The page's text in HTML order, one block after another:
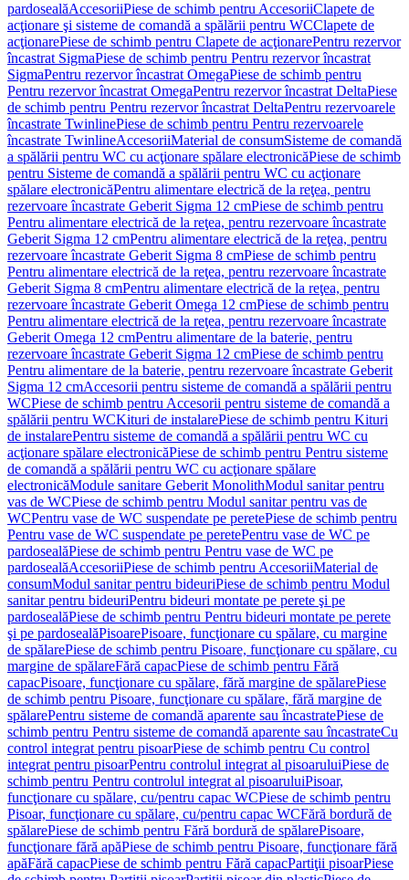
pardosealăAccesoriiPiese de schimb pentru AccesoriiClapete de
acţionare şi sisteme de comandă a spălării pentru WCClapete de
acţionarePiese de schimb pentru Clapete de acţionarePentru rezervor
încastrat SigmaPiese de schimb pentru Pentru rezervor încastrat
SigmaPentru rezervor încastrat OmegaPiese de schimb pentru
Pentru rezervor încastrat OmegaPentru rezervor încastrat DeltaPiese
de schimb pentru Pentru rezervor încastrat DeltaPentru rezervoarele
încastrate TwinlinePiese de schimb pentru Pentru rezervoarele
încastrate TwinlineAccesoriiMaterial de consumSisteme de comandă
a spălării pentru WC cu acţionare spălare electronicăPiese de schimb
pentru Sisteme de comandă a spălării pentru WC cu acţionare
spălare electronicăPentru alimentare electrică de la reţea, pentru
rezervoare încastrate Geberit Sigma 12 cmPiese de schimb pentru
Pentru alimentare electrică de la reţea, pentru rezervoare încastrate
Geberit Sigma 12 cmPentru alimentare electrică de la reţea, pentru
rezervoare încastrate Geberit Sigma 8 cmPiese de schimb pentru
Pentru alimentare electrică de la reţea, pentru rezervoare încastrate
Geberit Sigma 8 cmPentru alimentare electrică de la reţea, pentru
rezervoare încastrate Geberit Omega 12 cmPiese de schimb pentru
Pentru alimentare electrică de la reţea, pentru rezervoare încastrate
Geberit Omega 12 cmPentru alimentare de la baterie, pentru
rezervoare încastrate Geberit Sigma 12 cmPiese de schimb pentru
Pentru alimentare de la baterie, pentru rezervoare încastrate Geberit
Sigma 12 cmAccesorii pentru sisteme de comandă a spălării pentru
WCPiese de schimb pentru Accesorii pentru sisteme de comandă a
spălării pentru WCKituri de instalarePiese de schimb pentru Kituri
de instalarePentru sisteme de comandă a spălării pentru WC cu
acţionare spălare electronicăPiese de schimb pentru Pentru sisteme
de comandă a spălării pentru WC cu acţionare spălare
electronicăModule sanitare Geberit MonolithModul sanitar pentru
vas de WCPiese de schimb pentru Modul sanitar pentru vas de
WCPentru vase de WC suspendate pe peretePiese de schimb pentru
Pentru vase de WC suspendate pe peretePentru vase de WC pe
pardosealăPiese de schimb pentru Pentru vase de WC pe
pardosealăAccesoriiPiese de schimb pentru AccesoriiMaterial de
consumModul sanitar pentru bideuriPiese de schimb pentru Modul
sanitar pentru bideuriPentru bideuri montate pe perete şi pe
pardosealăPiese de schimb pentru Pentru bideuri montate pe perete
şi pe pardosealăPisoarePisoare, funcţionare cu spălare, cu margine
de spălarePiese de schimb pentru Pisoare, funcţionare cu spălare, cu
margine de spălareFără capacPiese de schimb pentru Fără
capacPisoare, funcţionare cu spălare, fără margine de spălarePiese
de schimb pentru Pisoare, funcţionare cu spălare, fără margine de
spălarePentru sisteme de comandă aparente sau încastratePiese de
schimb pentru Pentru sisteme de comandă aparente sau încastrateCu
control integrat pentru pisoarPiese de schimb pentru Cu control
integrat pentru pisoarPentru controlul integrat al pisoaruluiPiese de
schimb pentru Pentru controlul integrat al pisoaruluiPisoar,
funcţionare cu spălare, cu/pentru capac WCPiese de schimb pentru
Pisoar, funcţionare cu spălare, cu/pentru capac WCFără bordură de
spălarePiese de schimb pentru Fără bordură de spălarePisoare,
funcţionare fără apăPiese de schimb pentru Pisoare, funcţionare fără
apăFără capacPiese de schimb pentru Fără capacPartiţii pisoarPiese